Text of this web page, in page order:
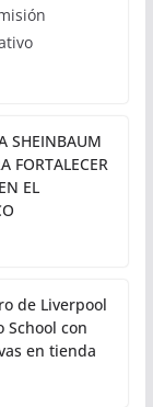
SHEINBAUM
FORTALECER
EL
de Liverpool
School con
en tienda